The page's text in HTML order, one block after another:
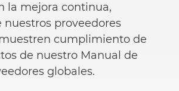
la mejora continua,
nuestros proveedores
cumplimiento de
de nuestro Manual de
globales.